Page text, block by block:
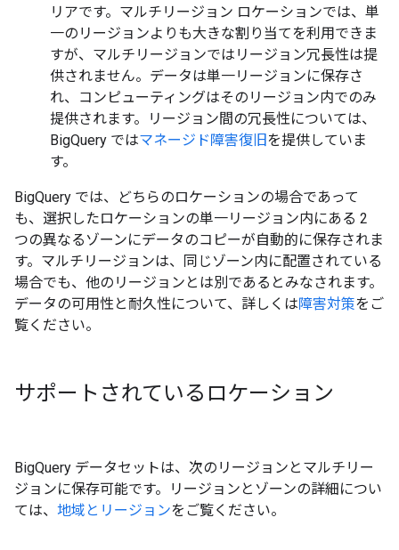
リアです。 マルチリージョン ロケーションでは、単
一のリージョンよりも大きな割り当てを利用できま
すが、マルチリージョンではリージョン冗長性は提
供されません。データは単一リージョンに保存さ
れ、コンピューティングはそのリージョン内でのみ
提供されます。リージョン間の冗長性については、
BigQuery ではマネージド障害復旧 を提供していま
す。
BigQuery では、どちらのロケーションの場合であって
も、選択したロケーションの単一リージョン内にある 2
つの異なるゾーンにデータのコピーが自動的に保存されま
す。マルチリージョンは、同じゾーン内に配置されている
場合でも、他のリージョンとは別であるとみなされます。
データの可用性と耐久性について、詳しくは障害対策をご
覧ください。
サポートされているロケーション
BigQuery データセットは、次のリージョンとマルチリー
ジョンに保存可能です。リージョンとゾーンの詳細につい
ては、 地域とリージョンをご覧ください。